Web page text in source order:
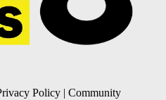
Policy | Community